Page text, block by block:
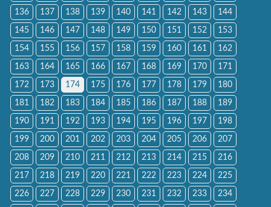
136 137 138 139 140 141 142 143 144
145 146 147 148 149 150 151 152 153
154 155 156 157 158 159 160 161 162
163 164 165 166 167 168 169 170 171
172 173 174 175 176 177 178 179 180
181 182 183 184 185 186 187 188 189
190 191 192 193 194 195 196 197 198
199 200 201 202 203 204 205 206 207
208 209 210 211 212 213 214 215 216
217 218 219 220 221 222 223 224 225
226 227 228 229 230 231 232 233 234